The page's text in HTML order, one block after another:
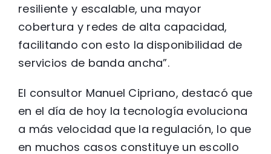
resiliente y escalable, una mayor
cobertura y redes de alta capacidad,
facilitando con esto la disponibilidad de
servicios de banda ancha”.
El consultor Manuel Cipriano, destacó que
en el día de hoy la tecnología evoluciona
a más velocidad que la regulación, lo que
en muchos casos constituye un escollo